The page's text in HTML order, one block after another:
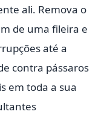
ali. Remova o
de uma fileira e
até a
contra pássaros
em toda a sua